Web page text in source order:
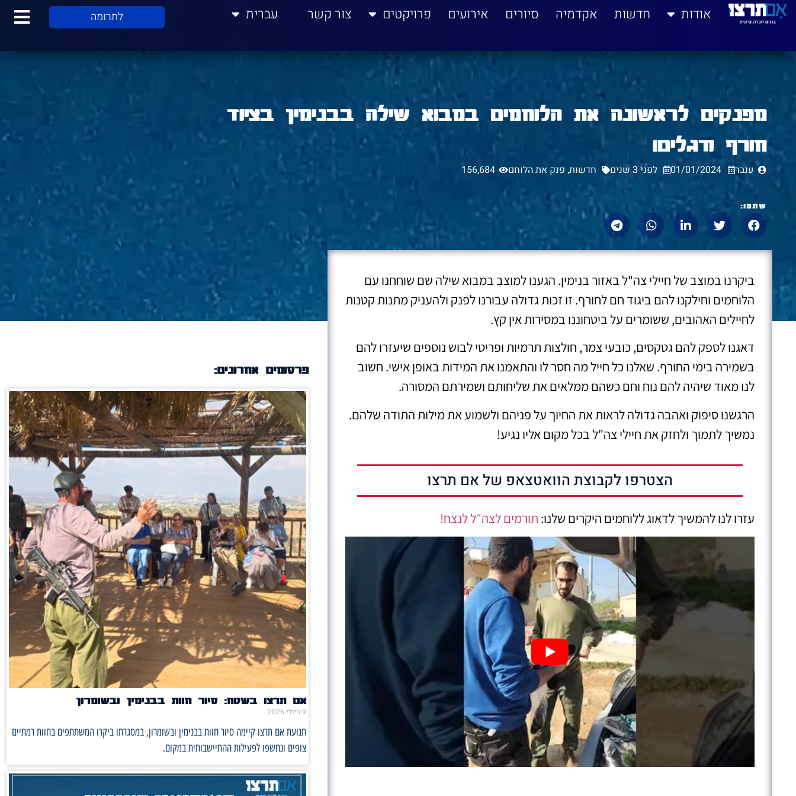
לתוכן אודות חדשות אקדמיה סיורים אירועים פרויקטים צור קשר עברית לתרומה
מפנקים לראשונה את הלוחמים במבוא שילה בבנימין בציוד
חורף ודגלים!
ענבר 01/01/2024 לפני 3 שנים חדשות, פנק את הלוחם 156,684
שתפו:
ביקרנו במוצב של חיילי צה"ל באזור בנימין. הגענו למוצב במבוא שילה שם שוחחנו עם
הלוחמים וחילקנו להם ביגוד חם לחורף. זו זכות גדולה עבורנו לפנק ולהעניק מתנות קטנות
לחיילים האהובים, ששומרים על ביטחוננו במסירות אין קץ.
דאגנו לספק להם גטקסים, כובעי צמר, חולצות תרמיות ופריטי לבוש נוספים שיעזרו להם
בשמירה בימי החורף. שאלנו כל חייל מה חסר לו והתאמנו את המידות באופן אישי. חשוב
לנו מאוד שיהיה להם נוח וחם כשהם ממלאים את שליחותם ושמירתם המסורה.
הרגשנו סיפוק ואהבה גדולה לראות את החיוך על פניהם ולשמוע את מילות התודה שלהם.
נמשיך לתמוך ולחזק את חיילי צה"ל בכל מקום אליו נגיע!
הצטרפו לקבוצת הוואטצאפ של אם תרצו
עזרו לנו להמשיך לדאוג ללוחמים היקרים שלנו: תורמים לצה״ל לנצח!
פרסומים אחרונים:
אם תרצו בשטח: סיור חוות בבנימין ובשומרון
9 ביולי 2026
תנועת אם תרצו קיימה סיור חוות בבנימין ובשומרון, במסגרתו ביקרו המשתתפים בחוות רמתיים
צופים ונחשפו לפעילות ההתיישבותית במקום.